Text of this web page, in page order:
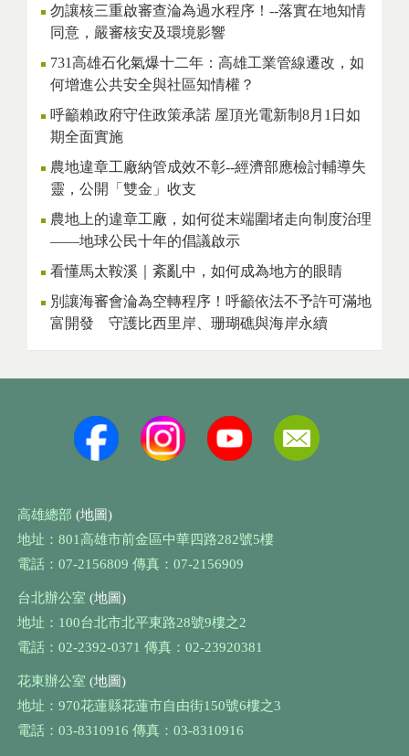
勿讓核三重啟審查淪為過水程序！--落實在地知情
同意，嚴審核安及環境影響
731高雄石化氣爆十二年：高雄工業管線遷改，如
何增進公共安全與社區知情權？
呼籲賴政府守住政策承諾 屋頂光電新制8月1日如
期全面實施
農地違章工廠納管成效不彰--經濟部應檢討輔導失
靈，公開「雙金」收支
農地上的違章工廠，如何從末端圍堵走向制度治理
——地球公民十年的倡議啟示
看懂馬太鞍溪｜紊亂中，如何成為地方的眼睛
別讓海審會淪為空轉程序！呼籲依法不予許可滿地
富開發 守護比西里岸、珊瑚礁與海岸永續
高雄總部 (地圖)
地址：801高雄市前金區中華四路282號5樓
電話：07-2156809 傳真：07-2156909
台北辦公室 (地圖)
地址：100台北市北平東路28號9樓之2
電話：02-2392-0371 傳真：02-23920381
花東辦公室 (地圖)
地址：970花蓮縣花蓮市自由街150號6樓之3
電話：03-8310916 傳真：03-8310916